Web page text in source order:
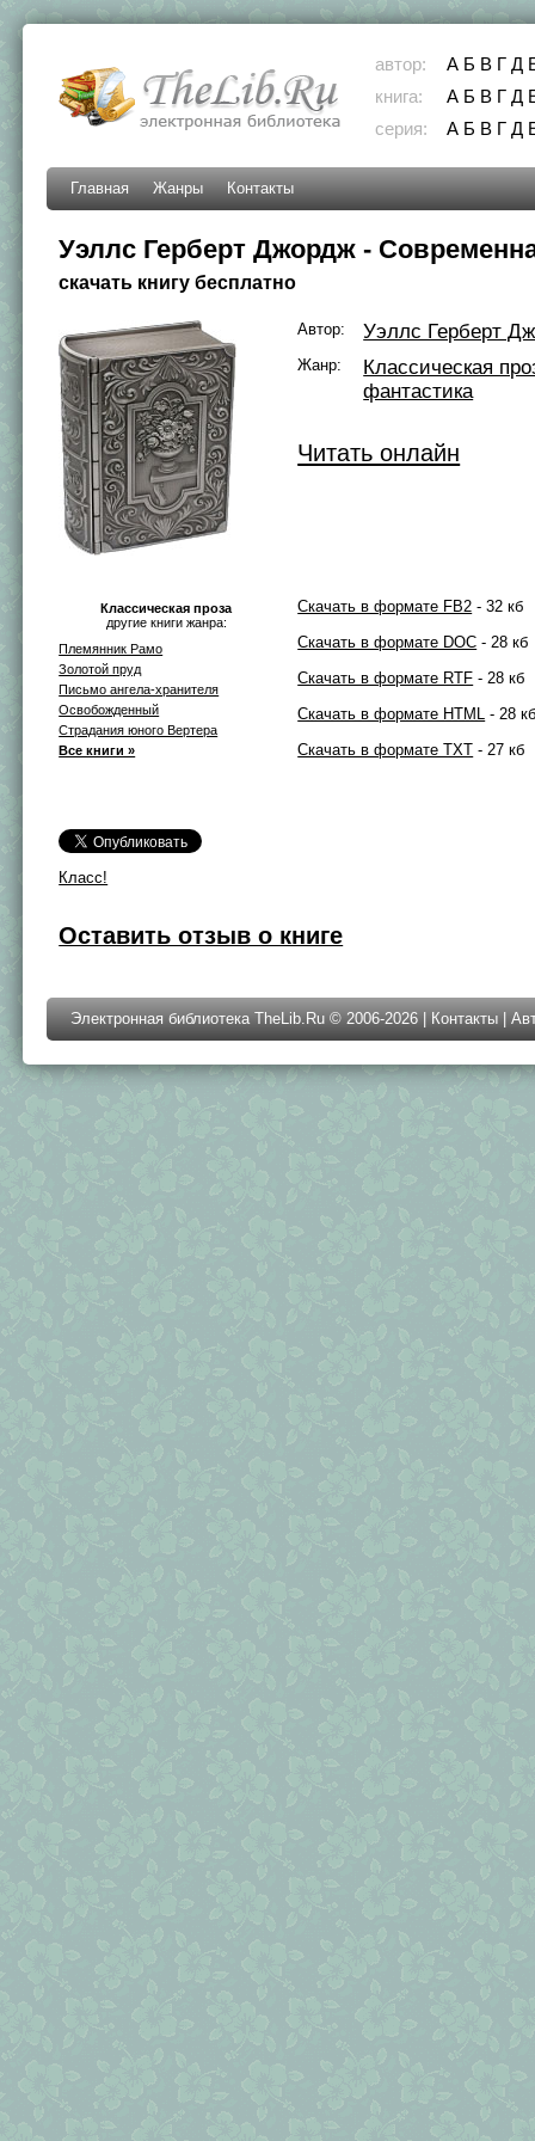
автор: А Б В Г Д
книга:
А Б В Г Д
серия:
А Б В Г Д
Главная Жанры Контакты
Уэллс Герберт Джордж -
скачать книгу бесплатно
Классическая проза
другие книги жанра:
Племянник Paмo
Золотой пруд
Письмо ангела-хранителя
Освобожденный
Страдания юного Вертера
Все книги »
Класс!
Автор: Уэллс Герберт
Жанр:
Классическая
фантастика
Читать онлайн
Скачать в формате FB2 - 32 кб
Скачать в формате DOC - 28 кб
Скачать в формате RTF - 28 кб
Скачать в формате HTML - 28
Скачать в формате TXT - 27 кб
Оставить отзыв о книге
Электронная библиотека TheLib.Ru © 2006-2026 | Контакты |